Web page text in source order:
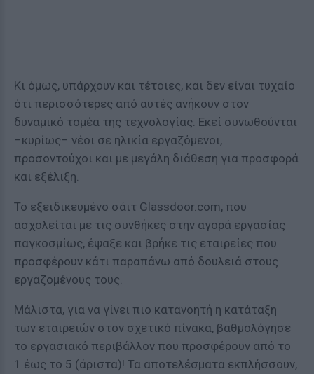
Κι όμως, υπάρχουν και τέτοιες, και δεν είναι τυχαίο
ότι περισσότερες από αυτές ανήκουν στον
δυναμικό τομέα της τεχνολογίας. Εκεί συνωθούνται
–κυρίως– νέοι σε ηλικία εργαζόμενοι,
προσοντούχοι και με μεγάλη διάθεση για προσφορά
και εξέλιξη.
Το εξειδικευμένο σάιτ Glassdoor.com, που
ασχολείται με τις συνθήκες στην αγορά εργασίας
παγκοσμίως, έψαξε και βρήκε τις εταιρείες που
προσφέρουν κάτι παραπάνω από δουλειά στους
εργαζομένους τους.
Μάλιστα, για να γίνει πιο κατανοητή η κατάταξη
των εταιρειών στον σχετικό πίνακα, βαθμολόγησε
το εργασιακό περιβάλλον που προσφέρουν από το
1 έως το 5 (άριστα)! Τα αποτελέσματα εκπλήσσουν,